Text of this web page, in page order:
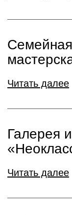
Читать далее
Галерея
Читать далее